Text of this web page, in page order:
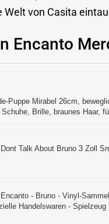
Welt von Casita
Encanto
Puppe Mirabel 26cm,
Brille, braunes Haar,
Talk About Bruno 3 Zoll
- Bruno - Vinyl-
Handelswaren - Spielzeug